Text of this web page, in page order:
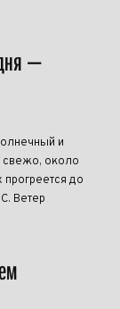
—
и
свежо, около
прогреется до
Ветер